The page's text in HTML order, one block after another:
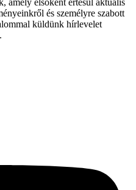
amely elsőként értesül aktuális
és személyre szabott
küldünk hírlevelet